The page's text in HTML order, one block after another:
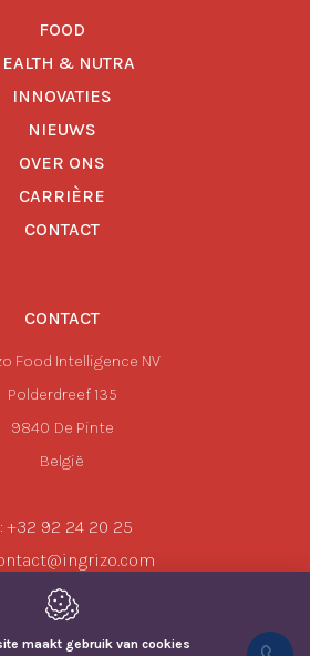
FOOD
& NUTRA
INNOVATIES
NIEUWS
OVER ONS
CARRIÈRE
CONTACT
CONTACT
Food Intelligence NV
Polderdreef 135
9840 De Pinte
België
+32 92 24 20 25
maakt gebruik van cookies